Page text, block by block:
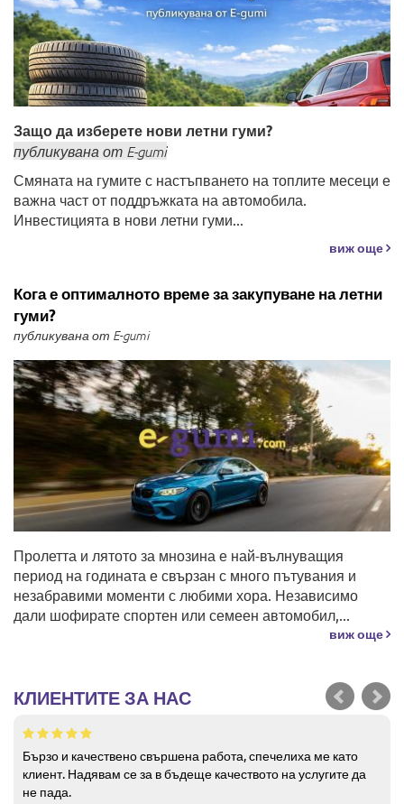
Защо да изберете нови летни гуми?
публикувана от E-gumi
Смяната на гумите с настъпването на топлите месеци е
важна част от поддръжката на автомобила.
Инвестицията в нови летни гуми...
виж още
Кога е оптималното време за закупуване на летни
гуми?
публикувана от E-gumi
Пролетта и лятото за мнозина е най-вълнуващия
период на годината е свързан с много пътувания и
незабравими моменти с любими хора. Независимо
дали шофирате спортен или семеен автомобил,...
виж още
КЛИЕНТИТЕ ЗА НАС
Бързо и качествено свършена работа, спечелиха ме като
клиент. Надявам се за в бъдеще качеството на услугите да
не пада.